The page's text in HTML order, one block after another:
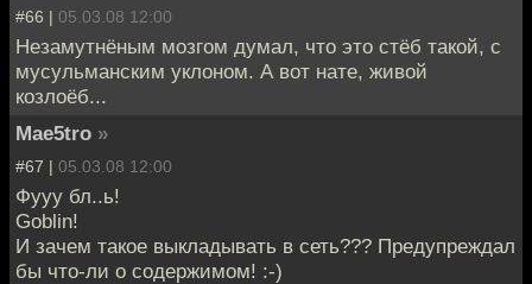
#66 | 05.03.08 12:00
Незамутнёным мозгом думал, что это стёб такой, с
мусульманским уклоном. А вот нате, живой
козлоёб...
Mae5tro »
#67 | 05.03.08 12:00
Фууу бл..ь!
Goblin!
И зачем такое выкладывать в сеть??? Предупреждал
бы что-ли о содержимом! :-)